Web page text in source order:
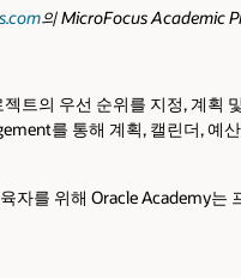
의 MicroFocus Academic
트의 우선 순위를 지정, 계획
를 통해 계획, 캘린더, 예
를 위해 Oracle Academy